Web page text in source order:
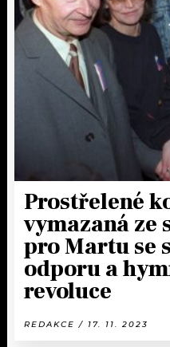
Prostřelené
vymazaná ze
pro Martu se
odporu a
revoluce
REDAKCE / 17. 11. 2023